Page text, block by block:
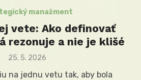
manažment
vete: Ako definovať
rezonuje a nie je klišé
Posted
25. 5. 2026
na jednu vetu tak, aby bola